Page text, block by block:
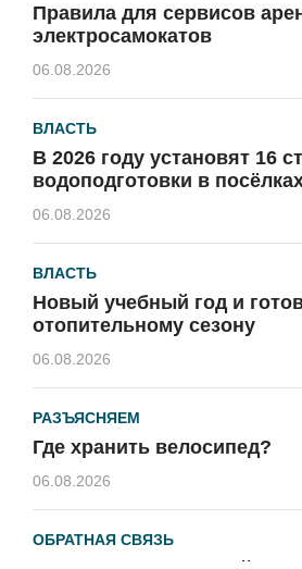
Правила для сервисов
электросамокатов
06.08.2026
ВЛАСТЬ
В 2026 году установят 16
водоподготовки в
06.08.2026
ВЛАСТЬ
Новый учебный год и
отопительному сезону
06.08.2026
РАЗЪЯСНЯЕМ
Где хранить велосипед?
06.08.2026
ОБРАТНАЯ СВЯЗЬ